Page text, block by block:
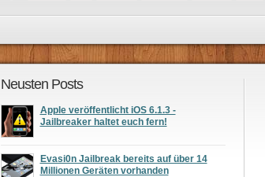
Neusten Posts
Apple veröffentlicht iOS 6.1.3 -
Jailbreaker haltet euch fern!
Evasi0n Jailbreak bereits auf über 14
Millionen Geräten vorhanden